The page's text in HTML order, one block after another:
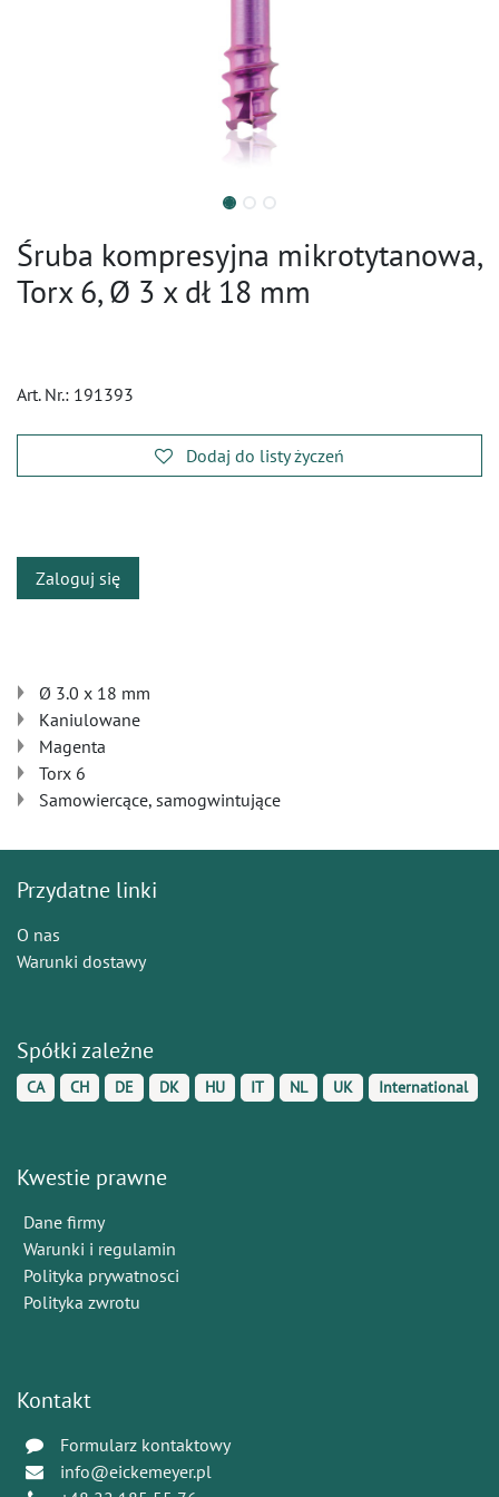
Śruba kompresyjna mikrotytanowa,
Torx 6, Ø 3 x dł 18 mm
Art. Nr.: 191393
Dodaj do listy życzeń
Zaloguj się
Ø 3.0 x 18 mm
Kaniulowane
Magenta
Torx 6
Samowiercące, samogwintujące
Przydatne linki
O nas
Warunki dostawy
Spółki zależne
CA CH DE DK HU IT NL UK International
Kwestie prawne
Dane firmy
Warunki i regulamin
Polityka prywatnosci
Polityka zwrotu
Kontakt
Formularz kontaktowy
info@eickemeyer.pl